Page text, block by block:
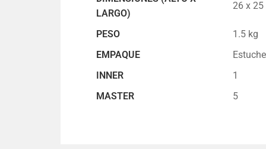
LARGO)
26 x 25
PESO
1.5 kg
EMPAQUE
Estuche
INNER
1
MASTER
5